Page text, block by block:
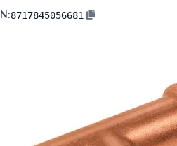
8717845056681